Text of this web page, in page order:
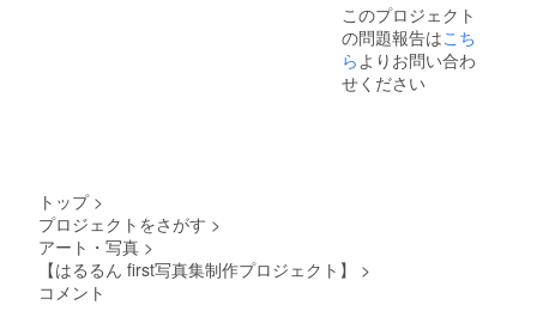
このプロジェクト
の問題報告はこち
ら よりお問い合わ
せください
トップ >
プロジェクトをさがす >
アート・写真 >
【はるるん first写真集制作プロジェクト】
>
コメント